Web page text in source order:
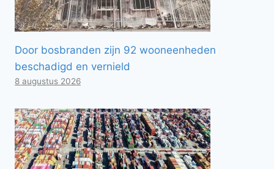
Door bosbranden zijn 92 wooneenheden
beschadigd en vernield
8 augustus 2026